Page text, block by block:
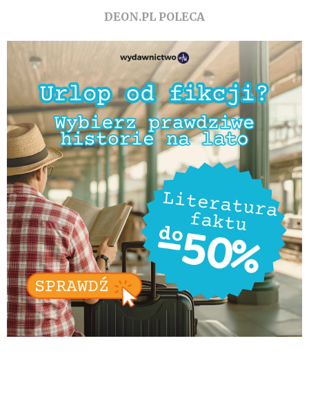
DEON.PL POLECA